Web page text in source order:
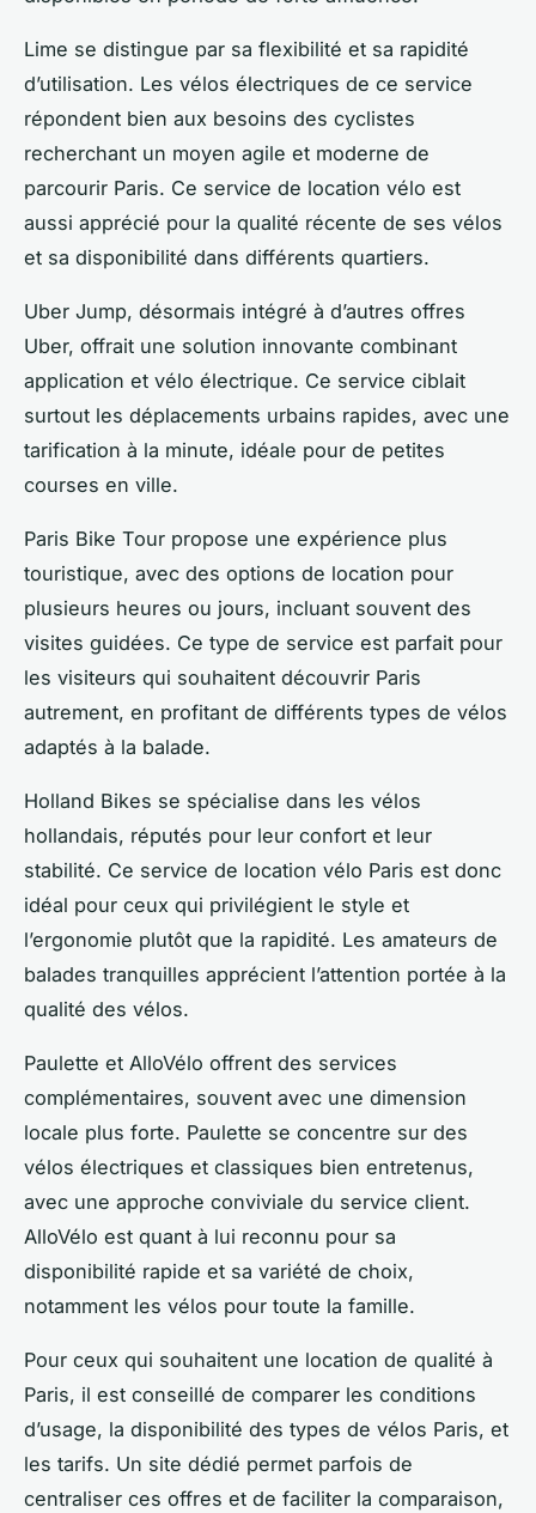
Lime se distingue par sa flexibilité et sa rapidité
d’utilisation. Les vélos électriques de ce service
répondent bien aux besoins des cyclistes
recherchant un moyen agile et moderne de
parcourir Paris. Ce service de location vélo est
aussi apprécié pour la qualité récente de ses vélos
et sa disponibilité dans différents quartiers.
Uber Jump, désormais intégré à d’autres offres
Uber, offrait une solution innovante combinant
application et vélo électrique. Ce service ciblait
surtout les déplacements urbains rapides, avec une
tarification à la minute, idéale pour de petites
courses en ville.
Paris Bike Tour propose une expérience plus
touristique, avec des options de location pour
plusieurs heures ou jours, incluant souvent des
visites guidées. Ce type de service est parfait pour
les visiteurs qui souhaitent découvrir Paris
autrement, en profitant de différents types de vélos
adaptés à la balade.
Holland Bikes se spécialise dans les vélos
hollandais, réputés pour leur confort et leur
stabilité. Ce service de location vélo Paris est donc
idéal pour ceux qui privilégient le style et
l’ergonomie plutôt que la rapidité. Les amateurs de
balades tranquilles apprécient l’attention portée à la
qualité des vélos.
Paulette et AlloVélo offrent des services
complémentaires, souvent avec une dimension
locale plus forte. Paulette se concentre sur des
vélos électriques et classiques bien entretenus,
avec une approche conviviale du service client.
AlloVélo est quant à lui reconnu pour sa
disponibilité rapide et sa variété de choix,
notamment les vélos pour toute la famille.
Pour ceux qui souhaitent une location de qualité à
Paris, il est conseillé de comparer les conditions
d’usage, la disponibilité des types de vélos Paris, et
les tarifs. Un site dédié permet parfois de
centraliser ces offres et de faciliter la comparaison,